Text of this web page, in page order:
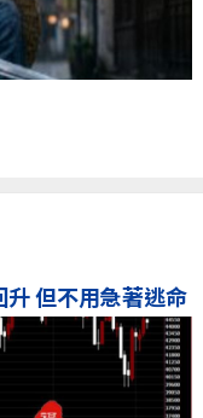
但不用急著逃命